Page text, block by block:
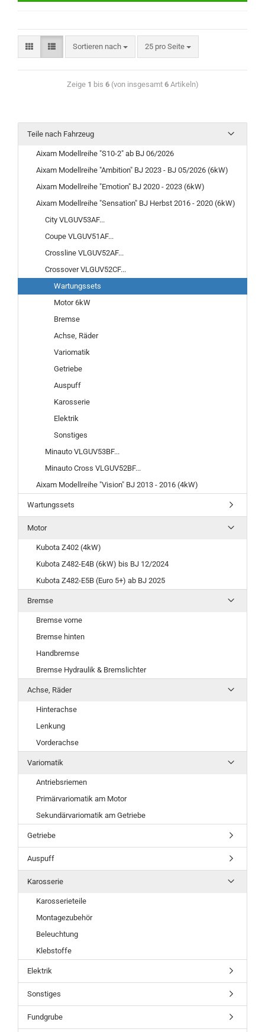
Sortieren nach 25 pro Seite
Zeige 1 bis 6(von insgesamt 6Artikeln)
Teile nach Fahrzeug
Aixam Modellreihe "S10-2" ab BJ 06/2026
Aixam Modellreihe "Ambition" BJ 2023 - BJ 05/2026 (6kW)
Aixam Modellreihe "Emotion" BJ 2020 - 2023 (6kW)
Aixam Modellreihe "Sensation" BJ Herbst 2016 - 2020 (6kW)
City VLGUV53AF...
Coupe VLGUV51AF...
Crossline VLGUV52AF...
Crossover VLGUV52CF...
Wartungssets
Motor 6kW
Bremse
Achse, Räder
Variomatik
Getriebe
Auspuff
Karosserie
Elektrik
Sonstiges
Minauto VLGUV53BF...
Minauto Cross VLGUV52BF...
Aixam Modellreihe "Vision" BJ 2013 - 2016 (4kW)
Wartungssets
Motor
Kubota Z402 (4kW)
Kubota Z482-E4B (6kW) bis BJ 12/2024
Kubota Z482-E5B (Euro 5+) ab BJ 2025
Bremse
Bremse vorne
Bremse hinten
Handbremse
Bremse Hydraulik & Bremslichter
Achse, Räder
Hinterachse
Lenkung
Vorderachse
Variomatik
Antriebsriemen
Primärvariomatik am Motor
Sekundärvariomatik am Getriebe
Getriebe
Auspuff
Karosserie
Karosserieteile
Montagezubehör
Beleuchtung
Klebstoffe
Elektrik
Sonstiges
Fundgrube